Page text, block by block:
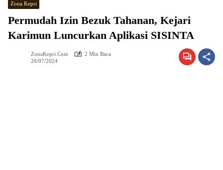
Zona Kepri
Permudah Izin Bezuk Tahanan, Kejari
Karimun Luncurkan Aplikasi SISINTA
ZonaKepri.com
2 Min Baca
26/07/2024